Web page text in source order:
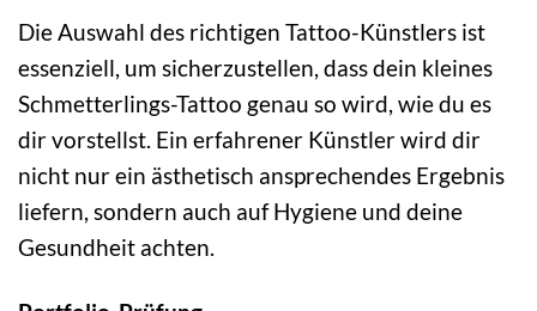
Die Auswahl des richtigen Tattoo-Künstlers ist
essenziell, um sicherzustellen, dass dein kleines
Schmetterlings-Tattoo genau so wird, wie du es
dir vorstellst. Ein erfahrener Künstler wird dir
nicht nur ein ästhetisch ansprechendes Ergebnis
liefern, sondern auch auf Hygiene und deine
Gesundheit achten.